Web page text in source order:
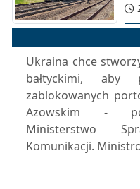
Ukraina chce
bałtyckimi, aby
zablokowanych
Azowskim -
Ministerstwo
Komunikacji.